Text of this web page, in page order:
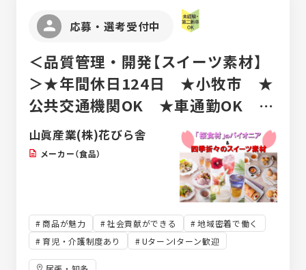
応募・選考受付中
＜品質管理・開発【スイーツ素材】
＞★年間休日124日 ★小牧市 ★
公共交通機関OK ★車通勤OK ★
転勤なし ★食品メーカー
山眞産業(株)花びら舎
メーカー（食品）
商品が魅力 社会貢献ができる
地域密着で働く
育児・介護制度あり
UターンIターン歓迎